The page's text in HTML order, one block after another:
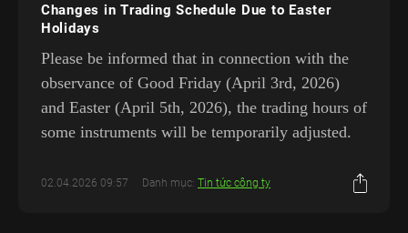
Changes in Trading Schedule Due to Easter
Holidays
Please be informed that in connection with the
observance of Good Friday (April 3rd, 2026)
and Easter (April 5th, 2026), the trading hours of
some instruments will be temporarily adjusted.
02.04.2026 09:57 Danh mục: Tin tức công ty